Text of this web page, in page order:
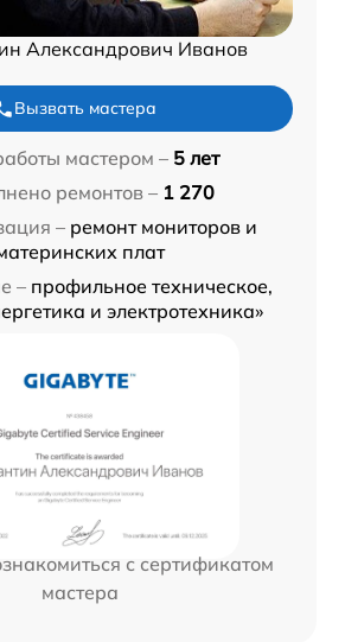
Александрович Иванов
Вызвать мастера
мастером – 5 лет
ремонтов – 1 270
– ремонт мониторов и
плат
– профильное техническое,
и электротехника»
с сертификатом
мастера